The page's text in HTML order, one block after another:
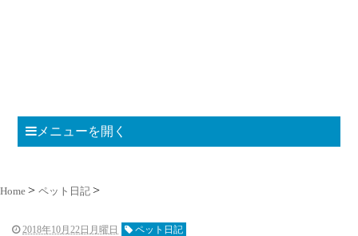
メニューを開く
Home ペット日記
2018年10月22日月曜日 ペット日記